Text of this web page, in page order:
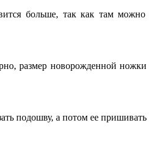
больше, так как там
размер новорожденной
подошву, а потом ее